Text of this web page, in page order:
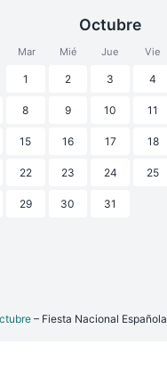
Octubre
Mar Mié Jue Vie
1 2 3 4
8 9 10 11
15 16 17 18
22 23 24 25
29 30 31
– Fiesta Nacional Española